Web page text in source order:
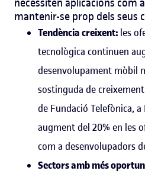
necessiten aplicacions com
mantenir-se prop dels seus
Tendència creixent: les
tecnològica continuen
desenvolupament mòbil
sostinguda de
de Fundació Telefònica,
augment del 20% en les
com a desenvolupadors
Sectors amb més